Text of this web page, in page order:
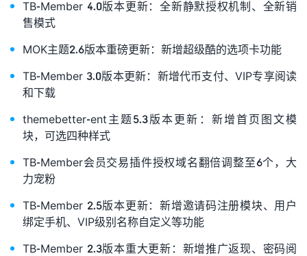
TB-Member 4.0版本更新：全新静默授权机制、全新销
售模式
MOK主题2.6版本重磅更新：新增超级酷的选项卡功能
TB-Member 3.0版本更新：新增代币支付、VIP专享阅读
和下载
themebetter-ent主题5.3版本更新：新增首页图文模
块，可选四种样式
TB-Member会员交易插件授权域名翻倍调整至6个，大
力宠粉
TB-Member 2.5版本更新：新增邀请码注册模块、用户
绑定手机、VIP级别名称自定义等功能
TB-Member 2.3版本重大更新：新增推广返现、密码阅